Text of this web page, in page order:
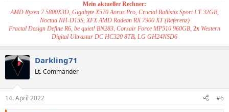
Mein aktueller Rechner:
AMD Ryzen 7 5800X3D, Gigabyte X570 Aorus Pro, Crucial Ballistix Sport LT 32GB,
Noctua NH-D15S, XFX AMD Radeon RX 7900 XT (Referenz)
Fractal Design Define R6, be quiet! BN283, Corsair Force MP510 960GB, 2x Western
Digital Ultrastar DC HC320 8TB, LG GH24NSD6
Darkling71
Lt. Commander
14. April 2022 #6